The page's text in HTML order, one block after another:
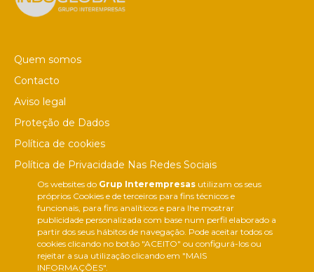
Os websites do Grup Interempresasutilizam os seus
próprios Cookies e de terceiros para fins técnicos e
funcionais, para fins analíticos e para lhe mostrar
publicidade personalizada com base num perfil elaborado a
partir dos seus hábitos de navegação. Pode aceitar todos os
cookies clicando no botão "ACEITO" ou configurá-los ou
rejeitar a sua utilização clicando em "MAIS
INFORMAÇÕES".
Quem somos
Contacto
Aviso legal
Proteção de Dados
Política de cookies
Política de Privacidade Nas Redes Sociais
Canal de denúncias
Colaborações editoriais